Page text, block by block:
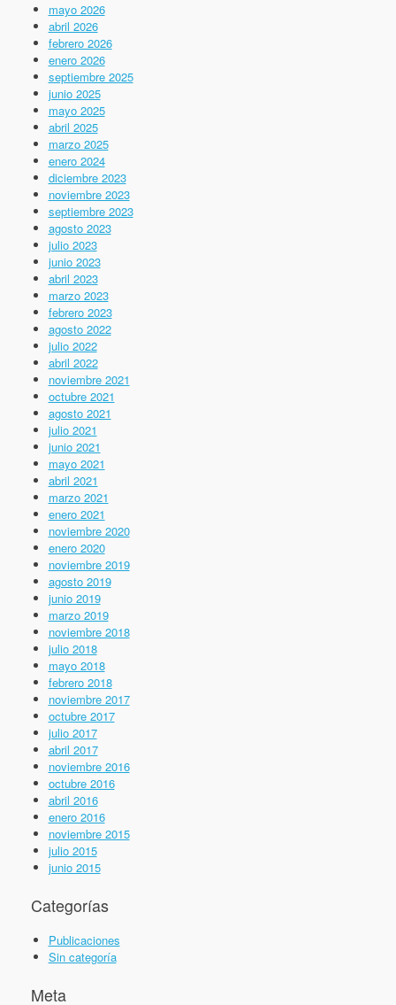
mayo 2026
abril 2026
febrero 2026
enero 2026
septiembre 2025
junio 2025
mayo 2025
abril 2025
marzo 2025
enero 2024
diciembre 2023
noviembre 2023
septiembre 2023
agosto 2023
julio 2023
junio 2023
abril 2023
marzo 2023
febrero 2023
agosto 2022
julio 2022
abril 2022
noviembre 2021
octubre 2021
agosto 2021
julio 2021
junio 2021
mayo 2021
abril 2021
marzo 2021
enero 2021
noviembre 2020
enero 2020
noviembre 2019
agosto 2019
junio 2019
marzo 2019
noviembre 2018
julio 2018
mayo 2018
febrero 2018
noviembre 2017
octubre 2017
julio 2017
abril 2017
noviembre 2016
octubre 2016
abril 2016
enero 2016
noviembre 2015
julio 2015
junio 2015
Categorías
Publicaciones
Sin categoría
Meta